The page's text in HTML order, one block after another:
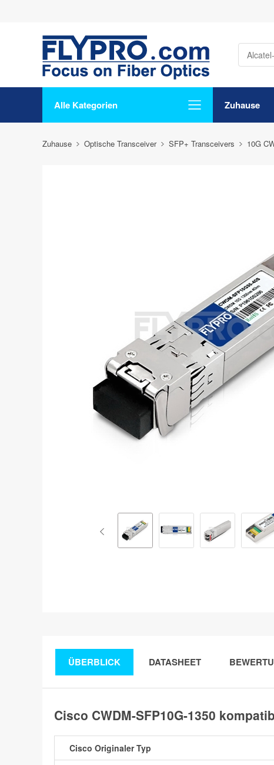
Alle Kategorien Zuhause
Zuhause Optische Transceiver SFP+ Transceivers 10G
ÜBERBLICK DATASHEET
Cisco CWDM-SFP10G-1350
Cisco Originaler Typ